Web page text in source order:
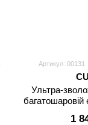
Артикул: 00131
Ультра-
багатошаровій
1